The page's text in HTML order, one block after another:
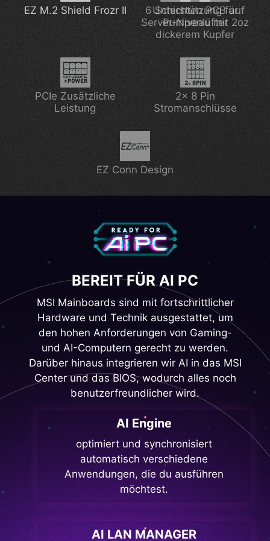
EZ M.2 Shield Frozr II
6 Schichten PCB auf
Server-Niveau mit 2oz
dickerem Kupfer
PCIe Zusätzliche
Leistung
2x 8 Pin
Stromanschlüsse
EZ Conn Design
EZ M.2 Shield Frozr II
Unterstützung für
Pumpenlüfter
BEREIT FÜR AI PC
MSI Mainboards sind mit fortschrittlicher
Hardware und Technik ausgestattet, um
den hohen Anforderungen von Gaming-
und AI-Computern gerecht zu werden.
Darüber hinaus integrieren wir AI in das MSI
Center und das BIOS, wodurch alles noch
benutzerfreundlicher wird.
AI Engine
optimiert und synchronisiert
automatisch verschiedene
Anwendungen, die du ausführen
möchtest.
AI LAN MANAGER